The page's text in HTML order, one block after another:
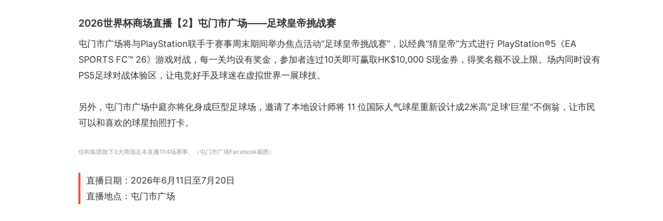
2026世界杯商场直播【2】屯门市广场——足球皇帝挑战赛
屯门市广场将与PlayStation联手于赛事周末期间举办焦点活动“足球皇帝挑战赛”，以经典“猜皇帝”方式进行 PlayStation®5《EA
SPORTS FC™ 26》游戏对战，每一关均设有奖金，参加者连过10关即可赢取HK$10,000 S现金券，得奖名额不设上限。场内同时设有
PS5足球对战体验区，让电竞好手及球迷在虚拟世界一展球技。
另外，屯门市广场中庭亦将化身成巨型足球场，邀请了本地设计师将 11 位国际人气球星重新设计成2米高“足球‘巨’星”不倒翁，让市民
可以和喜欢的球星拍照打卡。
信和集团旗下3大商场足本直播104场赛事。（屯门市广场Facebook截图）
直播日期：2026年6月11日至7月20日
直播地点：屯门市广场